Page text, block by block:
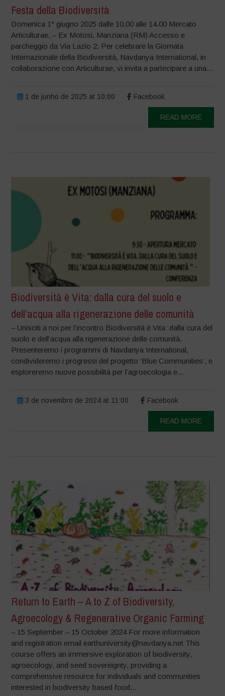
Festa della Biodiversità
Domenica 1° giugno 2025 dalle 10.00 alle 14.00 Mercato
Articulturae, – Ex Motosi, Manziana (RM) Accesso e
parcheggio da Via Lazio 2. Per celebrare la Giornata
Internazionale della Biodiversità, Navdanya International, in
collaborazione con Articulturae, vi invita a partecipare a una...
1 de junho de 2025 at 10:00 Facebook
READ MORE
Biodiversità è Vita: dalla cura del suolo e
dell’acqua alla rigenerazione delle comunità
– Unisciti a noi per l’incontro Biodiversità è Vita: dalla cura del
suolo e dell’acqua alla rigenerazione delle comunità.
Presenteremo i programmi di Navdanya International,
condivideremo i progressi del progetto ‘Blue Communities’, e
esploreremo nuove possibilità per l’agroecologia e...
3 de novembro de 2024 at 11:00 Facebook
READ MORE
Return to Earth – A to Z of Biodiversity,
Agroecology & Regenerative Organic Farming
– 15 September – 15 October 2024 For more information
and registration email earthuniversity@navdanya.net This
course offers an immersive exploration of biodiversity,
agroecology, and seed sovereignty, providing a
comprehensive resource for individuals and communities
interested in biodiversity based food...